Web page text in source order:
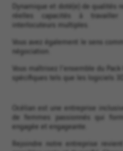
Dynamique et doté(e) de qualités
réelles capacités à
interlocuteurs multiples.
Vous avez également le sens
négociation.
Vous maîtrisez l'ensemble du
spécifiques tels que les logiciels 3D.
Océlian est une entreprise
de femmes passionnés qui
engagée et engageante.
Rejoindre notre entreprise